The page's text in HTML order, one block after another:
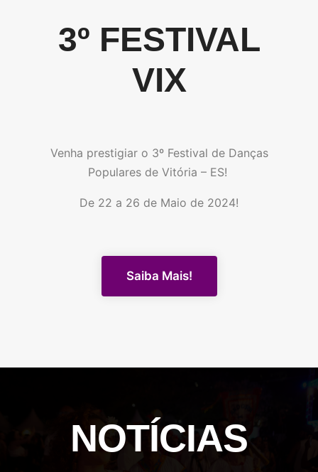
3º FESTIVAL
VIX
Venha prestigiar o 3º Festival de Danças
Populares de Vitória – ES!
De 22 a 26 de Maio de 2024!
Saiba Mais!
NOTÍCIAS